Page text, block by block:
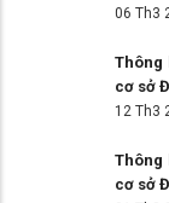
06 Th3
Thông
cơ sở
12 Th3
Thông
cơ sở